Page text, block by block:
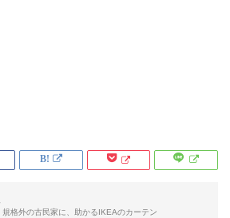
格外の古民家に、助かるIKEAのカーテン